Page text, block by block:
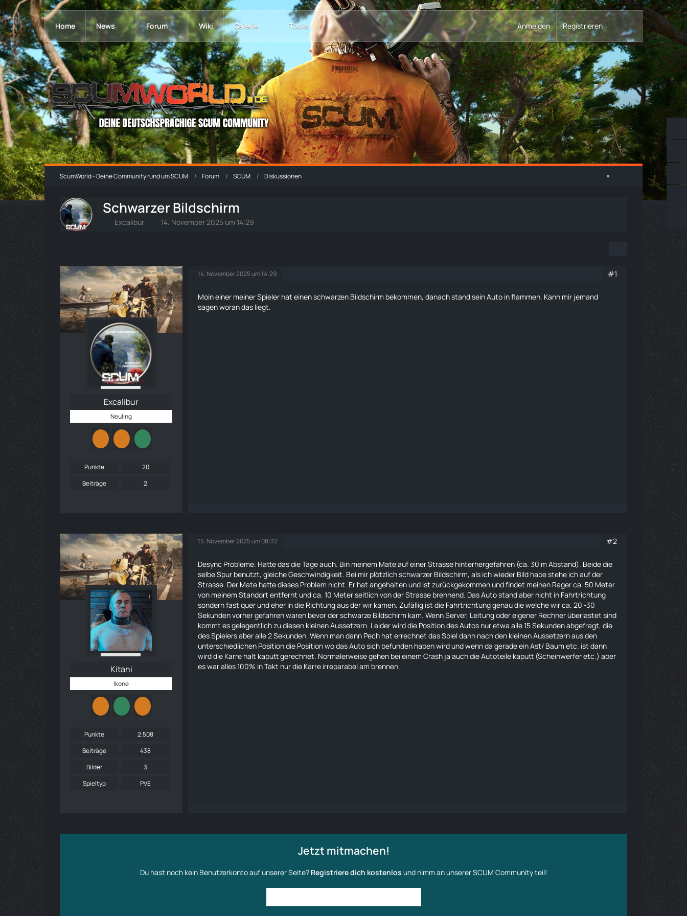
Home News Forum Wiki Galerie Tools Anmelden Registrieren
ScumWorld - Deine Community rund um SCUM Forum SCUM Diskussionen
Schwarzer Bildschirm
Excalibur 14. November 2025 um 14:29
Excalibur
Neuling
Punkte
20
Beiträge
2
14. November 2025 um 14:29 #1
Moin einer meiner Spieler hat einen schwarzen Bildschirm bekommen, danach stand sein Auto in flammen. Kann mir jemand
sagen woran das liegt.
Kitani
Ikone
Punkte
2.508
Beiträge
438
Bilder
3
Spieltyp
PVE
15. November 2025 um 08:32 #2
Desync Probleme. Hatte das die Tage auch. Bin meinem Mate auf einer Strasse hinterhergefahren (ca. 30 m Abstand). Beide die
selbe Spur benutzt, gleiche Geschwindigkeit. Bei mir plötzlich schwarzer Bildschirm, als ich wieder Bild habe stehe ich auf der
Strasse. Der Mate hatte dieses Problem nicht. Er hat angehalten und ist zurückgekommen und findet meinen Ragerca. 50 Meter
von meinem Standort entfernt und ca. 10 Meter seitlich von der Strasse brennend. Das Auto stand aber nicht in Fahrtrichtung
sondern fast quer und eher in die Richtung aus der wir kamen. Zufällig ist die Fahrtrichtung genau die welche wir ca. 20 -30
Sekunden vorher gefahren waren bevor der schwarze Bildschirm kam. Wenn Server, Leitung oder eigener Rechner überlastet sind
kommt es gelegentlich zu diesen kleinen Aussetzern. Leider wird die Position des Autos nur etwa alle 15 Sekunden abgefragt, die
des Spielers aber alle 2 Sekunden. Wenn man dann Pech hat errechnet das Spiel dann nach den kleinen Aussetzern aus den
unterschiedlichen Position die Position wo das Auto sich befunden haben wird und wenn da gerade ein Ast/ Baum etc. ist dann
wird die Karre halt kaputt gerechnet. Normalerweise gehen bei einem Crash ja auch die Autoteile kaputt (Scheinwerfer etc.) aber
es war alles 100% in Takt nur die Karre irreparabel am brennen.
Jetzt mitmachen!
Du hast noch kein Benutzerkonto auf unserer Seite? Registriere dich kostenlos und nimm an unserer SCUM Community teil!